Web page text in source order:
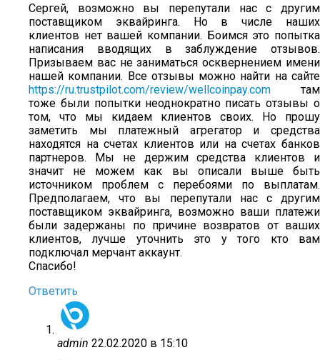
Сергей, возможно вы перепутали нас с другим
поставщиком эквайринга. Но в числе наших
клиентов нет вашей компании. Боимся это попытка
написания вводящих в заблуждение отзывов.
Призываем вас не заниматься осквернением имени
нашей компании. Все отзывы можно найти на сайте
https://ru.trustpilot.com/review/wellcoinpay.com там
тоже были попытки неоднократно писать отзывы о
том, что мы кидаем клиентов своих. Но прошу
заметить мы платежный агрегатор и средства
находятся на счетах клиентов или на счетах банков
партнеров. Мы не держим средства клиентов и
значит не можем как вы описали выше быть
источником проблем с перебоями по выплатам.
Предполагаем, что вы перепутали нас с другим
поставщиком эквайринга, возможно ваши платежи
были задержаны по причине возвратов от ваших
клиентов, лучше уточнить это у того кто вам
подключал мерчант аккаунт.
Спасибо!
Ответить
admin 22.02.2020 в 15:10